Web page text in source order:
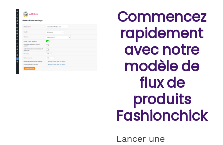
Commencez
rapidement
avec notre
modèle de
flux de
produits
Fashionchick
Lancer une